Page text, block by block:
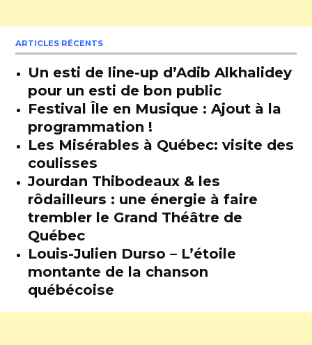
ARTICLES RÉCENTS
Un esti de line-up d’Adib Alkhalidey
pour un esti de bon public
Festival Île en Musique : Ajout à la
programmation !
Les Misérables à Québec: visite des
coulisses
Jourdan Thibodeaux & les
rôdailleurs : une énergie à faire
trembler le Grand Théâtre de
Québec
Louis-Julien Durso – L’étoile
montante de la chanson
québécoise